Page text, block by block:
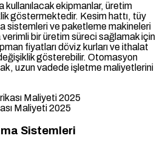
kullanılacak ekipmanlar, üretim
göstermektedir. Kesim hattı, tüy
sistemleri ve paketleme makineleri
bir üretim süreci sağlamak için
fiyatları döviz kurları ve ithalat
gösterebilir. Otomasyon
uzun vadede işletme maliyetlerini
Maliyeti 2025
Sistemleri